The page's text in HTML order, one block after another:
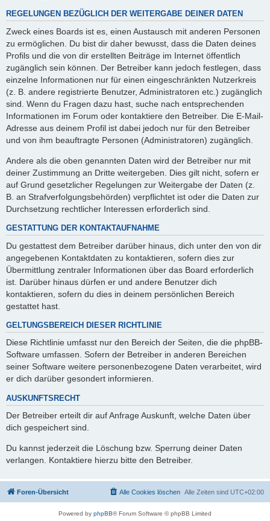
REGELUNGEN BEZÜGLICH DER WEITERGABE DEINER DATEN
Zweck eines Boards ist es, einen Austausch mit anderen Personen
zu ermöglichen. Du bist dir daher bewusst, dass die Daten deines
Profils und die von dir erstellten Beiträge im Internet öffentlich
zugänglich sein können. Der Betreiber kann jedoch festlegen, dass
einzelne Informationen nur für einen eingeschränkten Nutzerkreis
(z. B. andere registrierte Benutzer, Administratoren etc.) zugänglich
sind. Wenn du Fragen dazu hast, suche nach entsprechenden
Informationen im Forum oder kontaktiere den Betreiber. Die E-Mail-
Adresse aus deinem Profil ist dabei jedoch nur für den Betreiber
und von ihm beauftragte Personen (Administratoren) zugänglich.
Andere als die oben genannten Daten wird der Betreiber nur mit
deiner Zustimmung an Dritte weitergeben. Dies gilt nicht, sofern er
auf Grund gesetzlicher Regelungen zur Weitergabe der Daten (z.
B. an Strafverfolgungsbehörden) verpflichtet ist oder die Daten zur
Durchsetzung rechtlicher Interessen erforderlich sind.
GESTATTUNG DER KONTAKTAUFNAHME
Du gestattest dem Betreiber darüber hinaus, dich unter den von dir
angegebenen Kontaktdaten zu kontaktieren, sofern dies zur
Übermittlung zentraler Informationen über das Board erforderlich
ist. Darüber hinaus dürfen er und andere Benutzer dich
kontaktieren, sofern du dies in deinem persönlichen Bereich
gestattet hast.
GELTUNGSBEREICH DIESER RICHTLINIE
Diese Richtlinie umfasst nur den Bereich der Seiten, die die phpBB-
Software umfassen. Sofern der Betreiber in anderen Bereichen
seiner Software weitere personenbezogene Daten verarbeitet, wird
er dich darüber gesondert informieren.
AUSKUNFTSRECHT
Der Betreiber erteilt dir auf Anfrage Auskunft, welche Daten über
dich gespeichert sind.
Du kannst jederzeit die Löschung bzw. Sperrung deiner Daten
verlangen. Kontaktiere hierzu bitte den Betreiber.
Foren-Übersicht Alle Zeiten sind UTC+02:00
Alle Cookies löschen
Powered by phpBB® Forum Software © phpBB Limited